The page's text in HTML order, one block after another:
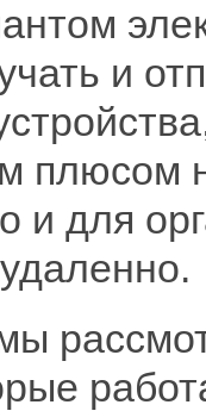
и
плюсом
и для